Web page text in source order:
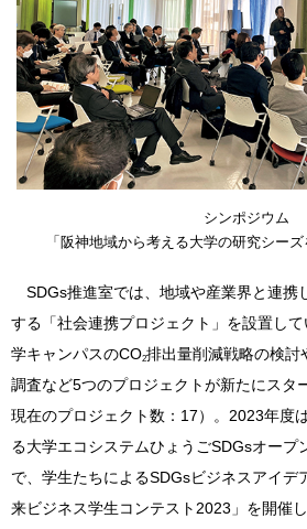
シンポジウム
「阪神地域から考える大学の研究シーズ
SDGs推進室では、地域や産業界と連携
する「社会連携プロジェクト」を設置し
学キャンパスのCO2排出量削減戦略の検討
調査など5つのプロジェクトが新たにスタ
現在のプロジェクト数：17）。2023年度
る大学エコシステムひょうごSDGsオープ
で、学生たちによるSDGsビジネスアイデ
来ビジネス学生コンテスト2023」を開催